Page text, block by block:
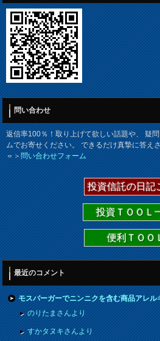
問い合わせ
返信率100％！取り上げて欲しい話題や、 疑
ムでお寄せください。 できるだけ真摯に答え
＝＞問い合わせフォーム
投資信託の日記
投資ＴＯＯ
便利ＴＯ
最近のコメント
モスバーガーでニンニクを含む商品アレル
のりたまさんより
すかタヌキさんより